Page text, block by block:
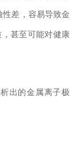
差，容易导致金
甚至可能对健康
出的金属离子极